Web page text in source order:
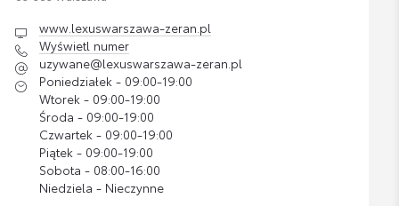
Cena brutto
3 700,00 zł
Bagażnik Dachowy Lexus XL
Cena brutto
4 249,99 zł
Robert Jóśk
Wyświetl numer
robert.josk@toyotamarki.com.pl
www.lexuswarszawa-zeran.pl
Wyświetl numer
uzywane@lexuswarszawa-zeran.pl
Poniedziałek - 09:00-19:00
Wtorek - 09:00-19:00
Środa - 09:00-19:00
Czwartek - 09:00-19:00
Piątek - 09:00-19:00
Sobota - 08:00-16:00
Niedziela - Nieczynne